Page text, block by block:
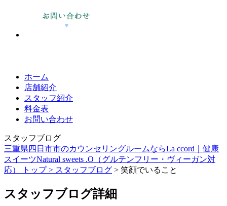
ホーム
店舗紹介
スタッフ紹介
料金表
お問い合わせ
スタッフブログ
三重県四日市市のカウンセリングルームならLa ccord｜健康
スイーツNatural sweets .O（グルテンフリー・ヴィーガン対
応） トップ > スタッフブログ > 笑顔でいること
スタッフブログ詳細